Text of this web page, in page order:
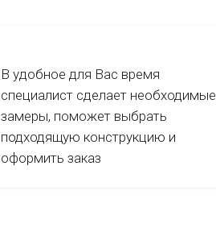
В удобное для Вас время
специалист сделает необходимые
замеры, поможет выбрать
подходящую конструкцию и
оформить заказ